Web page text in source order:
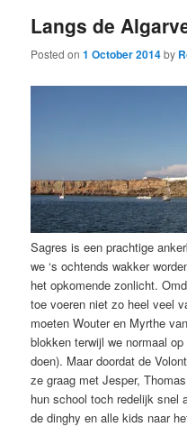
Langs de
Posted on1 October 2014by
Sagres is een prachtige
we ‘s ochtends wakker
het opkomende zonlicht.
toe voeren niet zo heel veel
moeten Wouter en Myrthe
blokken terwijl we normaal
doen). Maar doordat de
ze graag met Jesper,
hun school toch redelijk snel
de dinghy en alle kids naar